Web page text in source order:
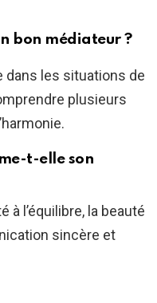
bon médiateur ?
dans les situations de
plusieurs
t-elle son
à l’équilibre, la beauté
sincère et